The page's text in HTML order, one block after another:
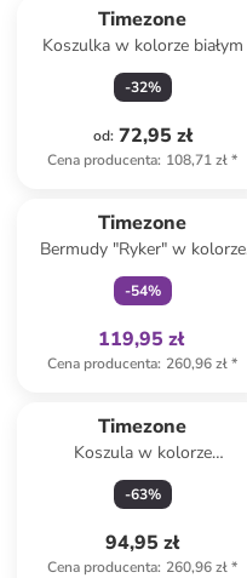
Timezone
Koszulka w kolorze białym
-32%
od: 72,95 zł
Cena producenta: 108,71 zł*
Timezone
Bermudy "Ryker" w kolorze
granatowym
-54%
119,95 zł
Cena producenta: 260,96 zł*
Timezone
Koszula w kolorze
granatowo-czerwonym
-63%
94,95 zł
Cena producenta: 260,96 zł*